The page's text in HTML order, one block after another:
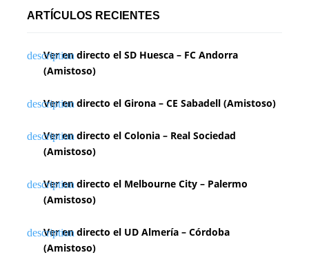
ARTÍCULOS RECIENTES
Ver en directo el SD Huesca – FC Andorra
(Amistoso)
Ver en directo el Girona – CE Sabadell (Amistoso)
Ver en directo el Colonia – Real Sociedad
(Amistoso)
Ver en directo el Melbourne City – Palermo
(Amistoso)
Ver en directo el UD Almería – Córdoba
(Amistoso)